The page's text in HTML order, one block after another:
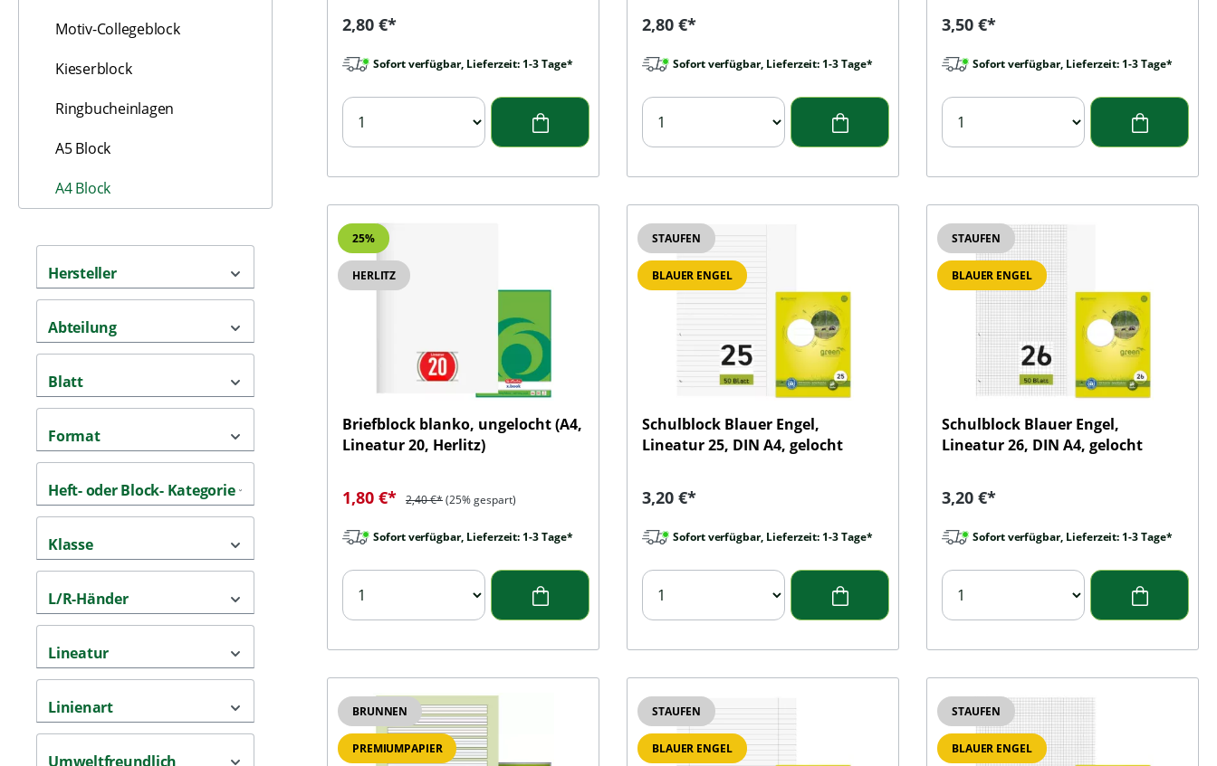
Motiv-Collegeblock
Kieserblock
Ringbucheinlagen
A5 Block
A4 Block
Hersteller
Abteilung
Blatt
Format
Heft- oder Block- Kategorie
Klasse
L/R-Händer
Lineatur
Linienart
Umweltfreundlich
Regulärer Preis:
2,80 €*
Sofort verfügbar, Lieferzeit: 1-3 Tage*
Regulärer Preis:
2,80 €*
Sofort verfügbar, Lieferzeit: 1-3 Tage*
Regulärer Preis:
3,50 €*
Sofort verfügbar, Lieferzeit: 1-3 Tage*
25%
HERLITZ
Briefblock blanko, ungelocht (A4,
Lineatur 20, Herlitz)
Verkaufspreis:
1,80 €* Regulärer Preis:
2,40 €*(25% gespart)
Sofort verfügbar, Lieferzeit: 1-3 Tage*
STAUFEN
BLAUER ENGEL
Schulblock Blauer Engel,
Lineatur 25, DIN A4, gelocht
Regulärer Preis:
3,20 €*
Sofort verfügbar, Lieferzeit: 1-3 Tage*
STAUFEN
BLAUER ENGEL
Schulblock Blauer Engel,
Lineatur 26, DIN A4, gelocht
Regulärer Preis:
3,20 €*
Sofort verfügbar, Lieferzeit: 1-3 Tage*
BRUNNEN
PREMIUMPAPIER
STAUFEN
BLAUER ENGEL
STAUFEN
BLAUER ENGEL